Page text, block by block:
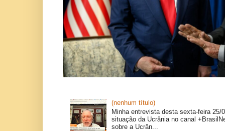
(nenhum título)
Minha entrevista desta sexta-feira 25/
situação da Ucrânia no canal
sobre a Ucrân...